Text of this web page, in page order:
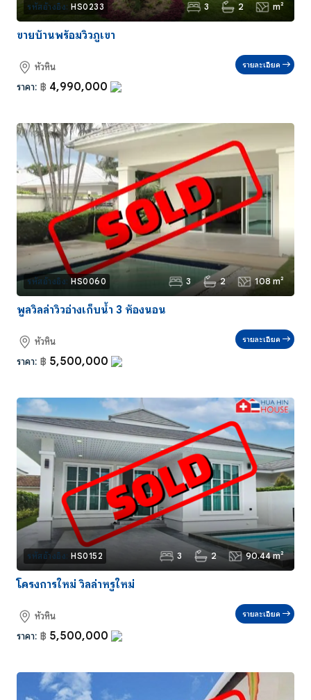
รหัสอ้างอิง: HS0233 3 2 m²
ขายบ้านพร้อมวิวภูเขา
หัวหิน
ราคา: ฿ 4,990,000
รายละเอียด
รหัสอ้างอิง: HS0060 3 2 108 m²
พูลวิลล่าวิวอ่างเก็บน้ำ 3 ห้องนอน
หัวหิน
ราคา: ฿ 5,500,000
รายละเอียด
รหัสอ้างอิง: HS0152 3 2 90.44 m²
โครงการใหม่ วิลล่าหรูใหม่
หัวหิน
ราคา: ฿ 5,500,000
รายละเอียด